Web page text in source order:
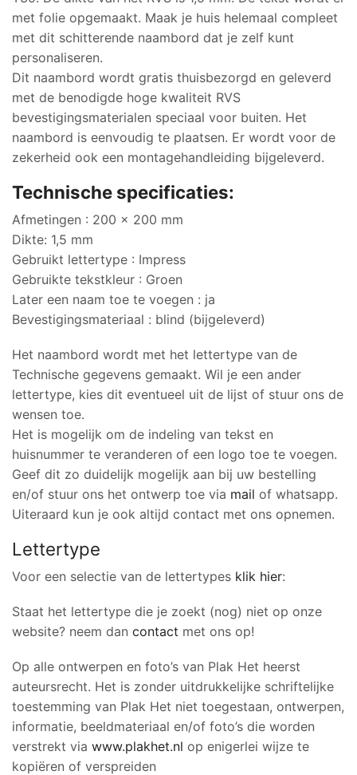
met folie opgemaakt. Maak je huis helemaal compleet
met dit schitterende naambord dat je zelf kunt
personaliseren.
Dit naambord wordt gratis thuisbezorgd en geleverd
met de benodigde hoge kwaliteit RVS
bevestigingsmaterialen speciaal voor buiten. Het
naambord is eenvoudig te plaatsen. Er wordt voor de
zekerheid ook een montagehandleiding bijgeleverd.
Technische specificaties:
Afmetingen : 200 x 200 mm
Dikte: 1,5 mm
Gebruikt lettertype : Impress
Gebruikte tekstkleur : Groen
Later een naam toe te voegen : ja
Bevestigingsmateriaal : blind (bijgeleverd)
Het naambord wordt met het lettertype van de
Technische gegevens gemaakt. Wil je een ander
lettertype, kies dit eventueel uit de lijst of stuur ons de
wensen toe.
Het is mogelijk om de indeling van tekst en
huisnummer te veranderen of een logo toe te voegen.
Geef dit zo duidelijk mogelijk aan bij uw bestelling
en/of stuur ons het ontwerp toe via mail of whatsapp.
Uiteraard kun je ook altijd contact met ons opnemen.
Lettertype
Voor een selectie van de lettertypes klik hier:
Staat het lettertype die je zoekt (nog) niet op onze
website? neem dan contact met ons op!
Op alle ontwerpen en foto’s van Plak Het heerst
auteursrecht. Het is zonder uitdrukkelijke schriftelijke
toestemming van Plak Het niet toegestaan, ontwerpen,
informatie, beeldmateriaal en/of foto’s die worden
verstrekt via www.plakhet.nl op enigerlei wijze te
kopiëren of verspreiden